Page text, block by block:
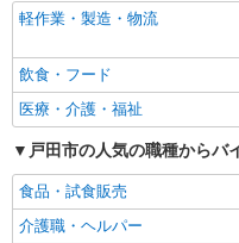
学歴不問
ミドル（40代～）活躍中
シニア（60代～）活躍中
駅直結・駅チカ
残業ほぼなし
交通費支給
軽作業・製造・物流
飲食・フード
医療・介護・福祉
戸田市の人気の職種からバ
食品・試食販売
介護職・ヘルパー